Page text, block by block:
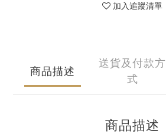
加入追蹤清單
商品描述
送貨及付款方
式
商品描述